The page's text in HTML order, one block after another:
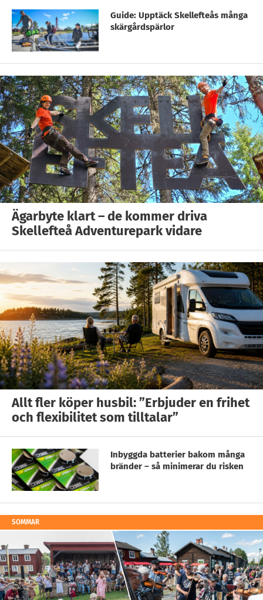
Guide: Upptäck Skellefteås många
skärgårdspärlor
Ägarbyte klart – de kommer driva
Skellefteå Adventurepark vidare
Allt fler köper husbil: ”Erbjuder en frihet
och flexibilitet som tilltalar”
Inbyggda batterier bakom många
bränder – så minimerar du risken
SOMMAR